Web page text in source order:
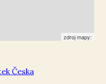
zdroj mapy:
Česka